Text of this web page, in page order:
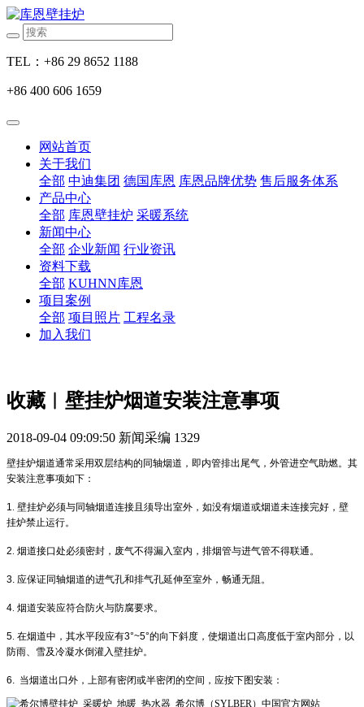
TEL：+86 29 8652 1188
+86 400 606 1659
网站首页
关于我们
全部 中迪集团 德国库恩 库恩品牌优势 售后服务体系
产品中心
全部 库恩壁挂炉 采暖系统
新闻中心
全部 企业新闻 行业资讯
资料下载
全部 KUHNN库恩
项目案例
全部 项目照片 工程名录
加入我们
收藏︱壁挂炉烟道安装注意事项
2018-09-04 09:09:50 新闻采编 1329
壁挂炉烟道通常采用双层结构的同轴烟道，即内管排出尾气，外管进空气助燃。其
安装注意事项如下：
1. 壁挂炉必须与同轴烟道连接且须导出室外，如没有烟道或烟道未连接完好，壁
挂炉禁止运行。
2. 烟道接口处必须密封，废气不得漏入室内，排烟管与进气管不得联通。
3. 应保证同轴烟道的进气孔和排气孔延伸至室外，畅通无阻。
4. 烟道安装应符合防火与防腐要求。
5. 在烟道中，其水平段应有3°~5°的向下斜度，使烟道出口高度低于室内部分，以
防雨、雪及冷凝水倒灌入壁挂炉。
6. 当烟道出口外，上部有密闭或半密闭的空间，应按下图安装：